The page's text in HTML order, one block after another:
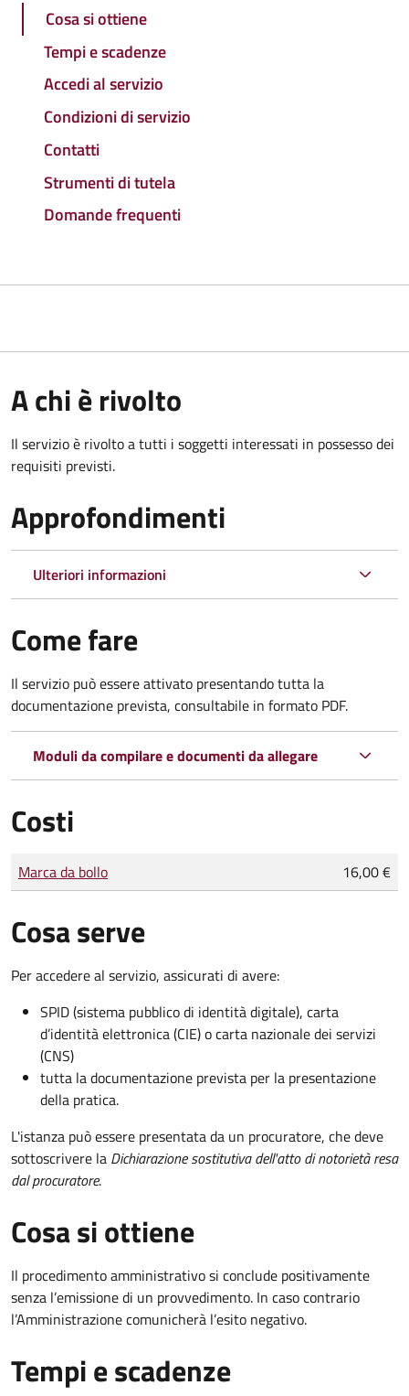
Cosa si ottiene
Tempi e scadenze
Accedi al servizio
Condizioni di servizio
Contatti
Strumenti di tutela
Domande frequenti
A chi è rivolto
Il servizio è rivolto a tutti i soggetti interessati in possesso dei
requisiti previsti.
Approfondimenti
Ulteriori informazioni
Come fare
Il servizio può essere attivato presentando tutta la
documentazione prevista, consultabile in formato PDF.
Moduli da compilare e documenti da allegare
Costi
Tipo di pagamento
Importo
Marca da bollo 16,00 €
Cosa serve
Per accedere al servizio, assicurati di avere:
SPID (sistema pubblico di identità digitale), carta
d’identità elettronica (CIE) o carta nazionale dei servizi
(CNS)
tutta la documentazione prevista per la presentazione
della pratica.
L'istanza può essere presentata da un procuratore, che deve
sottoscrivere la Dichiarazione sostitutiva dell'atto di notorietà resa
dal procuratore.
Cosa si ottiene
Il procedimento amministrativo si conclude positivamente
senza l’emissione di un provvedimento. In caso contrario
l’Amministrazione comunicherà l’esito negativo.
Tempi e scadenze